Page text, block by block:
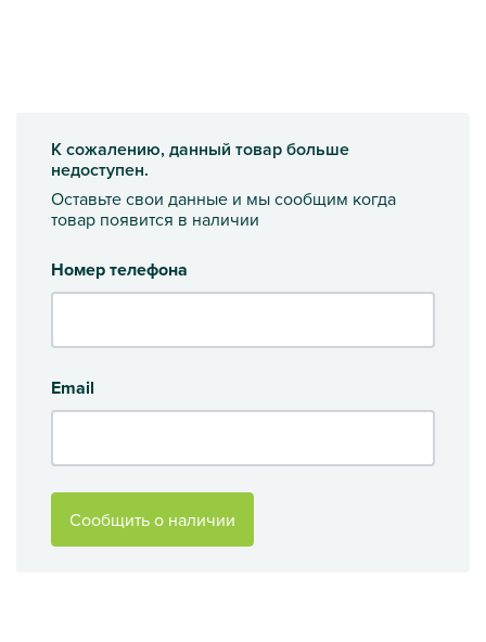
К сожалению, данный товар больше
недоступен.
Оставьте свои данные и мы сообщим когда
товар появится в наличии
Номер телефона
Email
Сообщить о наличии